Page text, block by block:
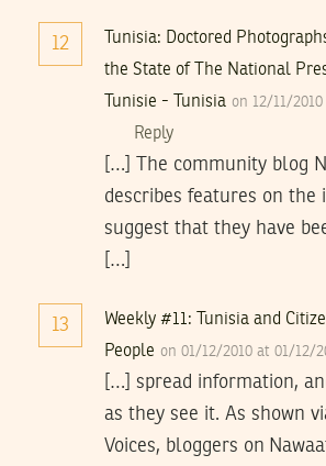
12
Tunisia: Doctored
the State of The National
Tunisie - Tunisia on 12/11/
Reply
[…] The community blog
describes features on the
suggest that they have
[…]
13
Weekly #11: Tunisia and
People on 01/12/2010 at 01/12/
[…] spread information,
as they see it. As shown
Voices, bloggers on